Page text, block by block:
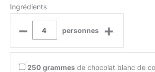
Ingrédients
– personnes +
250 grammes de chocolat blanc de